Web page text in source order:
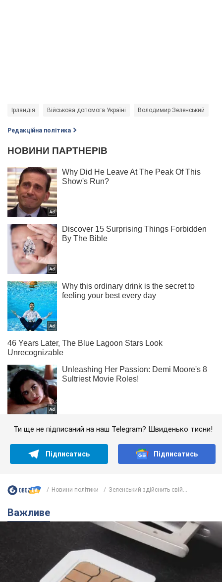
Ірландія Військова допомога Україні Володимир Зеленський
Редакційна політика
Ти ще не підписаний на наш Telegram? Швиденько тисни!
Підписатись Підписатись
Новини політики Зеленський здійснить свій...
Важливе